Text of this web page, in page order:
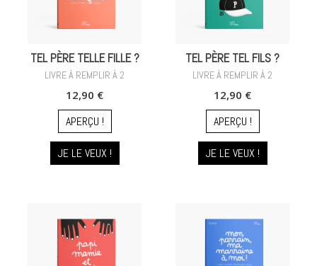
TEL PÈRE TELLE FILLE ?
LIVRE À REMPLIR À 2
12,90 €
APERÇU !
JE LE VEUX !
TEL PÈRE TEL FILS ?
LIVRE À REMPLIR À 2
12,90 €
APERÇU !
JE LE VEUX !